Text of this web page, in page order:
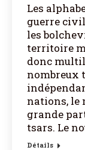
Les
guerre
les
territoire
donc
nombreux
nations, le
grande
tsars. Le
Détails